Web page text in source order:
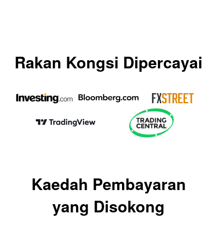
Rakan Kongsi Dipercayai
Kaedah Pembayaran
yang Disokong